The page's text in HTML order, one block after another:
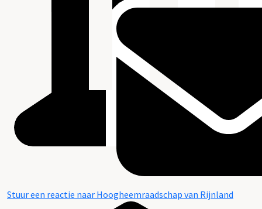
Stuur een reactie naar Hoogheemraadschap van Rijnland